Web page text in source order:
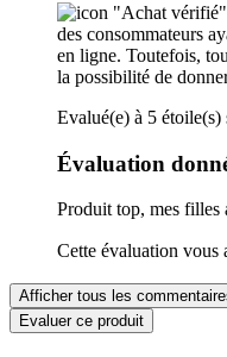
"Achat vérifié"
des consommateurs
en ligne. Toutefois,
la possibilité de
Evalué(e) à 5 étoile(s)
Évaluation
Produit top, mes filles
Cette évaluation vous
Afficher tous les
Evaluer ce produit